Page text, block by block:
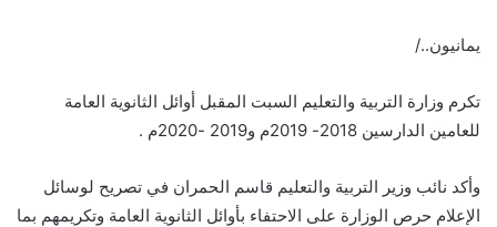
يمانيون../
تكرم وزارة التربية والتعليم السبت المقبل أوائل الثانوية العامة
للعامين الدارسين 2018- 2019م و2019 -2020م .
وأكد نائب وزير التربية والتعليم قاسم الحمران في تصريح لوسائل
الإعلام حرص الوزارة على الاحتفاء بأوائل الثانوية العامة وتكريمهم بما